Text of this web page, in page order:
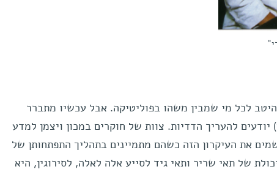
לכל מי שמבין משהו בפוליטיקה. אבל עכשיו מתברר
להעריך הדדיות. צוות של חוקרים במכון ויצמן למדע
את העיקרון הזה כשהם מתמיינים בתהליך התפתחותן של
של תאי שריר ותאי גיד לסייע אלה לאלה, לסירוגין, היא